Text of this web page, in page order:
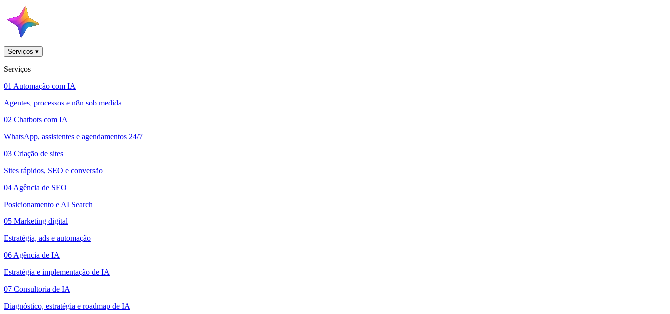
Serviços ▾
Serviços
01 Automação com IA
Agentes, processos e n8n sob medida
02 Chatbots com IA
WhatsApp, assistentes e agendamentos 24/7
03 Criação de sites
Sites rápidos, SEO e conversão
04 Agência de SEO
Posicionamento e AI Search
05 Marketing digital
Estratégia, ads e automação
06 Agência de IA
Estratégia e implementação de IA
07 Consultoria de IA
Diagnóstico, estratégia e roadmap de IA